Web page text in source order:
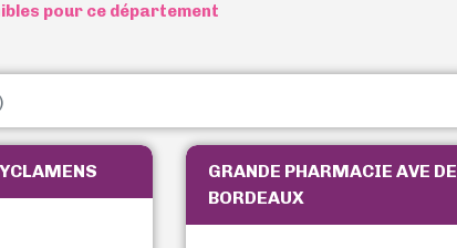
pour ce département
GRANDE PHARMACIE AVE DE
BORDEAUX